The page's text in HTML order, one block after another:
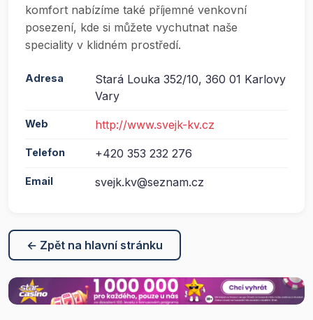
komfort nabízíme také příjemné venkovní
posezení, kde si můžete vychutnat naše
speciality v klidném prostředí.
Adresa
Stará Louka 352/10, 360 01 Karlovy
Vary
Web http://www.svejk-kv.cz
Telefon +420 353 232 276
Email svejk.kv@seznam.cz
← Zpět na hlavní stránku